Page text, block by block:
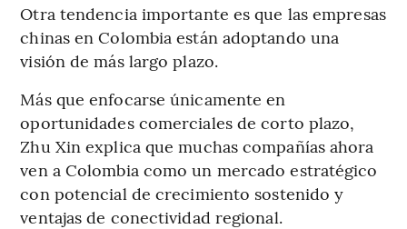
Otra tendencia importante es que las empresas
chinas en Colombia están adoptando una
visión de más largo plazo.
Más que enfocarse únicamente en
oportunidades comerciales de corto plazo,
Zhu Xin explica que muchas compañías ahora
ven a Colombia como un mercado estratégico
con potencial de crecimiento sostenido y
ventajas de conectividad regional.